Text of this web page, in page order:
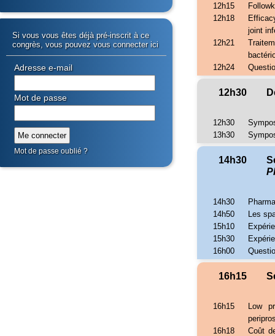
Si vous vous êtes déjà pré-inscrit à ce
congrès, vous pouvez vous connecter ici
Mot de passe oublié ?
Adresse e-mail
Mot de passe
12h15
12h18
12h21
12h24
joint
12h30
12h30
13h30
14h30
14h30
14h50
15h10
15h30
16h00
Les
16h15
16h15
16h18
Low
Coût